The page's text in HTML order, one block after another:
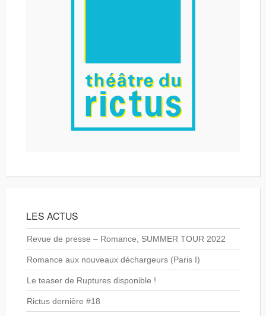
LES ACTUS
Revue de presse – Romance, SUMMER TOUR 2022
Romance aux nouveaux déchargeurs (Paris I)
Le teaser de Ruptures disponible !
Rictus dernière #18